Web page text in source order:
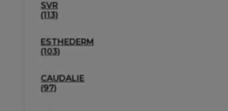
SVR
(113)
ESTHEDERM
(103)
CAUDALIE
(97)